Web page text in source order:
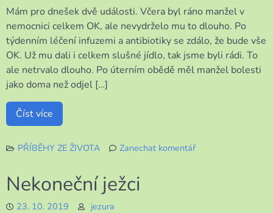
Mám pro dnešek dvě události. Včera byl ráno manžel v
nemocnici celkem OK, ale nevydrželo mu to dlouho. Po
týdenním léčení infuzemi a antibiotiky se zdálo, že bude vše
OK. Už mu dali i celkem slušné jídlo, tak jsme byli rádi. To
ale netrvalo dlouho. Po úterním obědě měl manžel bolesti
jako doma než odjel […]
Číst více
PŘÍBĚHY ZE ŽIVOTA
Zanechat komentář
Nekoneční ježci
23. 10. 2019 jezura